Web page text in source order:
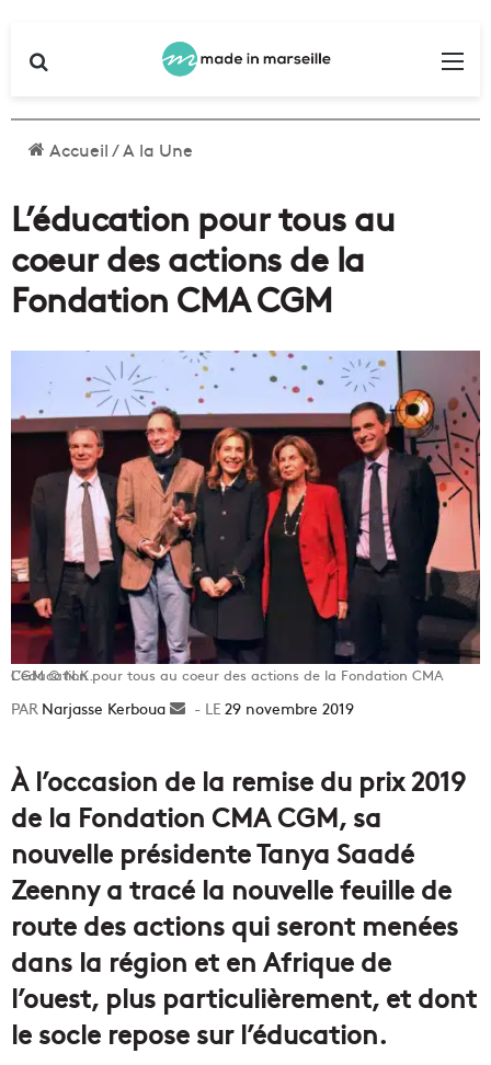
Accueil/A la Une
L’éducation pour tous au
coeur des actions de la
Fondation CMA CGM
L’éducation pour tous au coeur des actions de la Fondation CMA CGM © N.K.
Narjasse Kerboua
Envoyer29 novembre 2019
À l’occasion de la remise du prix 2019
de la Fondation CMA CGM, sa
nouvelle présidente Tanya Saadé
Zeenny a tracé la nouvelle feuille de
route des actions qui seront menées
dans la région et en Afrique de
l’ouest, plus particulièrement, et dont
le socle repose sur l’éducation.